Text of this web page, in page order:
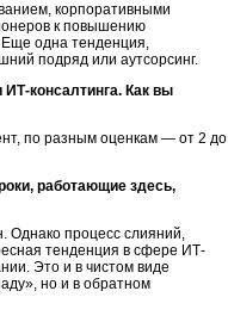
корпоративными
к повышению
Еще одна тенденция,
подряд или аутсорсинг.
консалтинга. Как вы
по разным оценкам — от 2 до
работающие здесь,
Однако процесс слияний,
тенденция в сфере ИТ-
Это и в чистом виде
но и в обратном